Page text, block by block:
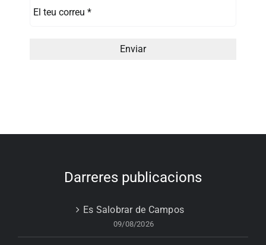
Darreres publicacions
Es Salobrar de Campos
09/08/2026